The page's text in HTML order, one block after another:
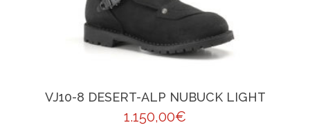
VJ10-8 DESERT-ALP NUBUCK LIGHT
1.150,00€